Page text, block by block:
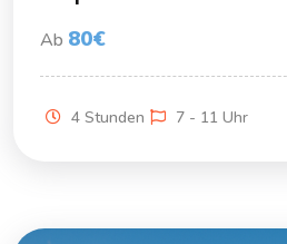
Ab 80€
4 Stunden 7 - 11 Uhr